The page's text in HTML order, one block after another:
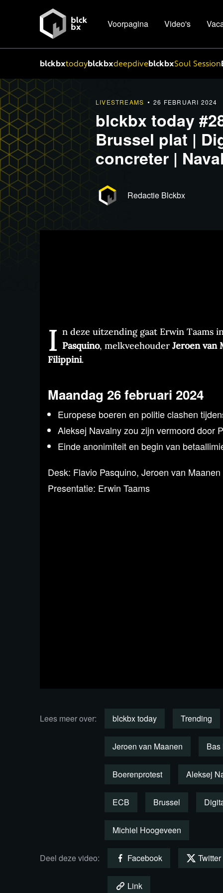
Voorpagina Video's
blckbxtodayblckbxdeepdiveblckbxSoul Session
LIVESTREAMS 26 FEBRUARI 2024
blckbx today
Brussel plat |
concreter |
Redactie Blckbx
I n deze uitzending gaat Erwin Taams
Pasquino, melkveehouder Jeroen van
Filippini.
Maandag 26 februari 2024
Europese boeren en politie clashen
Aleksej Navalny zou zijn vermoord door
Einde anonimiteit en begin van
Desk: Flavio Pasquino, Jeroen van
Presentatie: Erwin Taams
Lees meer over: blckbx today Trending
Jeroen van Maanen
Boerenprotest Aleksej
ECB Brussel
Michiel Hoogeveen
Deel deze video: Facebook Twitter
Link